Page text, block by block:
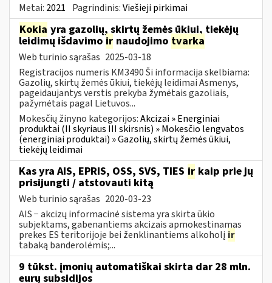
Metai: 2021 Pagrindinis:Viešieji pirkimai
Kokia yra gazolių, skirtų žemės ūkiui, tiekėjų
leidimų išdavimo ir naudojimo tvarka
Web turinio sąrašas 2025-03-18
Registracijos numeris KM3490 Ši informacija skelbiama:
Gazolių, skirtų žemės ūkiui, tiekėjų leidimai Asmenys,
pageidaujantys verstis prekyba žymėtais gazoliais,
pažymėtais pagal Lietuvos...
Mokesčių žinyno kategorijos:Akcizai » Energiniai
produktai (II skyriaus III skirsnis) » Mokesčio lengvatos
(energiniai produktai) » Gazolių, skirtų žemės ūkiui,
tiekėjų leidimai
Kas yra AIS, EPRIS, OSS, SVS, TIES ir kaip prie jų
prisijungti / atstovauti kitą
Web turinio sąrašas 2020-03-23
AIS − akcizų informacinė sistema yra skirta ūkio
subjektams, gabenantiems akcizais apmokestinamas
prekes ES teritorijoje bei ženklinantiems alkoholį ir
tabaką banderolėmis;...
9 tūkst. įmonių automatiškai skirta dar 28 mln.
eurų subsidijos